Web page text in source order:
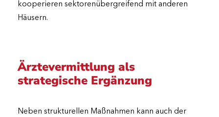
kooperieren sektorenübergreifend mit anderen
Häusern.
Ärztevermittlung als
strategische Ergänzung
Neben strukturellen Maßnahmen kann auch der